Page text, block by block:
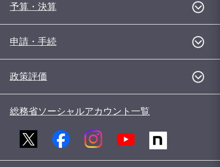
予算・決算
申請・手続
政策評価
総務省ソーシャルアカウント一覧